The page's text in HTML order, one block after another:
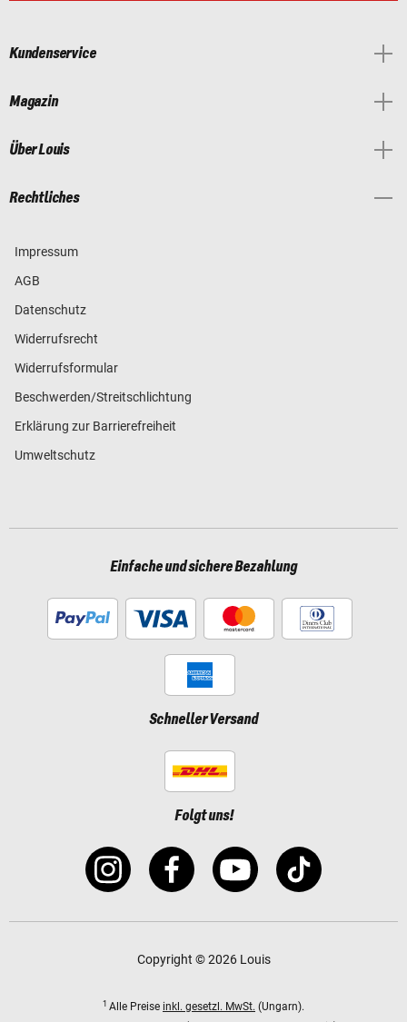
Kundenservice
Magazin
Über Louis
Rechtliches
Impressum
AGB
Datenschutz
Widerrufsrecht
Widerrufsformular
Beschwerden/Streitschlichtung
Erklärung zur Barrierefreiheit
Umweltschutz
Einfache und sichere Bezahlung
Schneller Versand
Folgt uns!
Copyright © 2026 Louis
1 Alle Preise inkl. gesetzl. MwSt. (Ungarn).